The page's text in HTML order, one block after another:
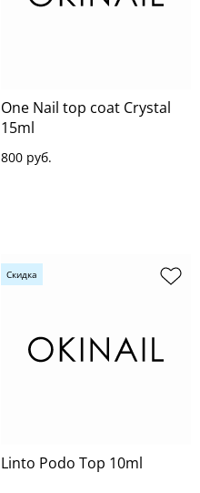
One Nail top coat Crystal
15ml
800 руб.
Скидка
Linto Podo Top 10ml